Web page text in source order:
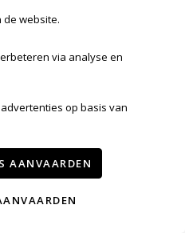
de website.
via analyse en
op basis van
AANVAARDEN